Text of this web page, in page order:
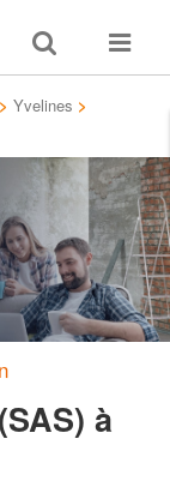
Toggle
search
Toggle
> Yvelines >
à